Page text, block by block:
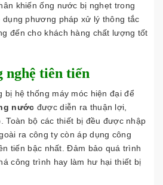
khiến ống nước bị nghẹt trong
phương pháp xử lý thông tắc
đến cho khách hàng chất lượng tốt
nghệ tiên tiến
bị hệ thống máy móc hiện đại để
nước được diễn ra thuận lợi,
Toàn bộ các thiết bị đều được nhập
ra công ty còn áp dụng công
tiến bậc nhất. Đảm bảo quá trình
công trình hay làm hư hại thiết bị